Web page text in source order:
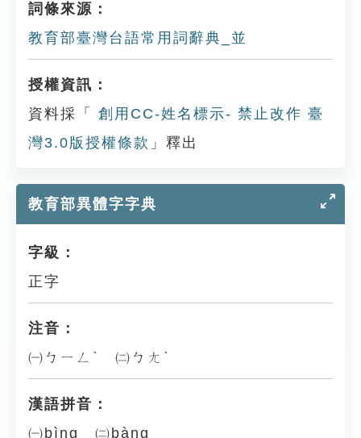
詞條來源：
教育部臺灣台語常用詞辭典_並
授權資訊：
資料採「
創用CC-姓名標示- 禁止改作 臺
灣3.0版授權條款 」釋出
教育部異體字字典
字級：
正字
注音：
㈠ㄅㄧㄥˋ ㈡ㄅㄤˋ
漢語拼音：
㈠bìng ㈡bàng